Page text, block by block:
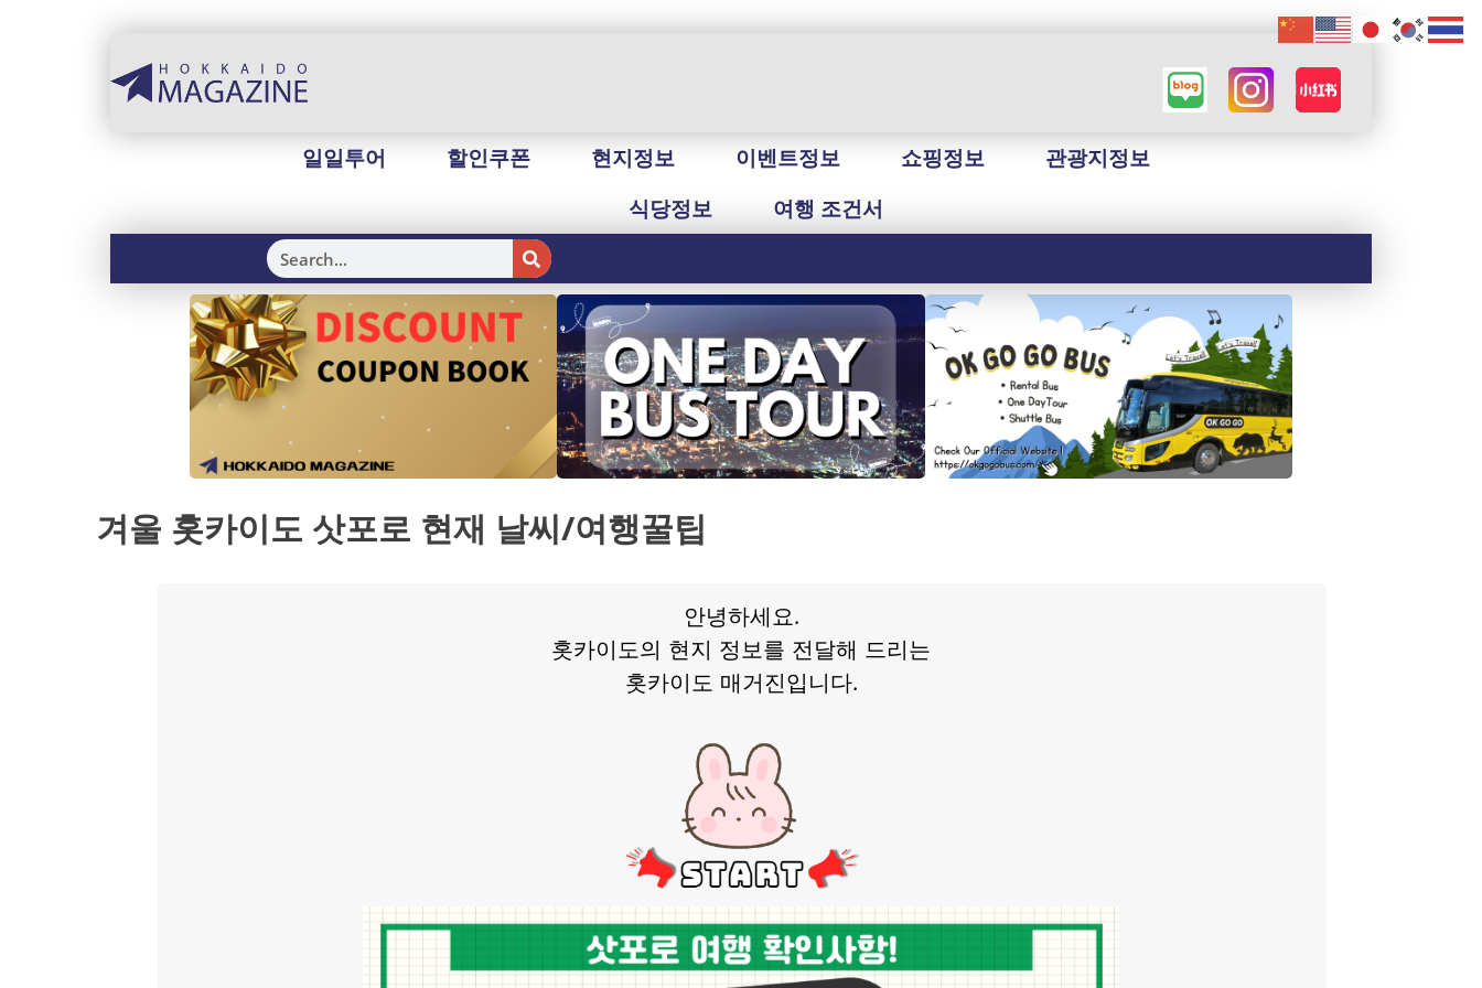
일일투어 할인쿠폰 현지정보 이벤트정보 쇼핑정보
관광지정보
식당정보
여행 조건서
겨울 홋카이도 삿포로 현재 날씨/여행꿀팁
안녕하세요.
홋카이도의 현지 정보를 전달해 드리는
홋카이도 매거진입니다.